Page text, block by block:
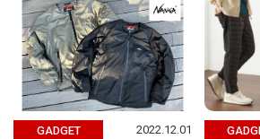
GADGET 2022.12.01